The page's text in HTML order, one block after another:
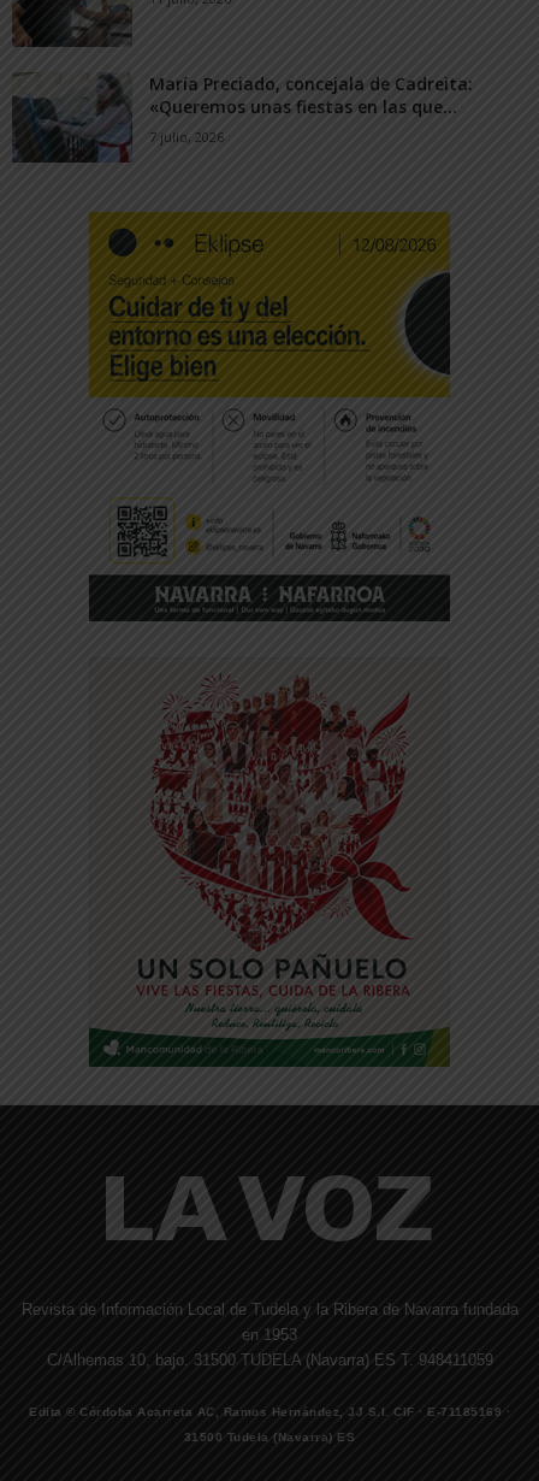
María Preciado, concejala de Cadreita:
«Queremos unas fiestas en las que...
7 julio, 2026
Revista de Información Local de Tudela y la Ribera de Navarra fundada
en 1953
C/Alhemas 10, bajo. 31500 TUDELA (Navarra) ES T. 948411059
Edita © Córdoba Acarreta AC, Ramos Hernández, JJ S.I. CIF · E-71185169 ·
31500 Tudela (Navarra) ES